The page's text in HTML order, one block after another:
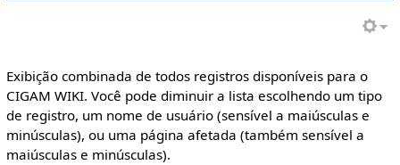
Exibição combinada de todos registros disponíveis para o
CIGAM WIKI. Você pode diminuir a lista escolhendo um tipo
de registro, um nome de usuário (sensível a maiúsculas e
minúsculas), ou uma página afetada (também sensível a
maiúsculas e minúsculas).